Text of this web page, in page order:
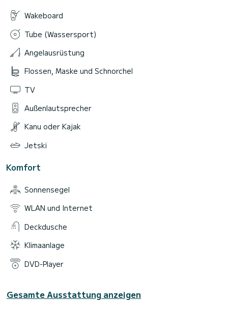
Wakeboard
Tube (Wassersport)
Angelausrüstung
Flossen, Maske und Schnorchel
TV
Außenlautsprecher
Kanu oder Kajak
Jetski
Komfort
Sonnensegel
WLAN und Internet
Deckdusche
Klimaanlage
DVD-Player
Gesamte Ausstattung anzeigen